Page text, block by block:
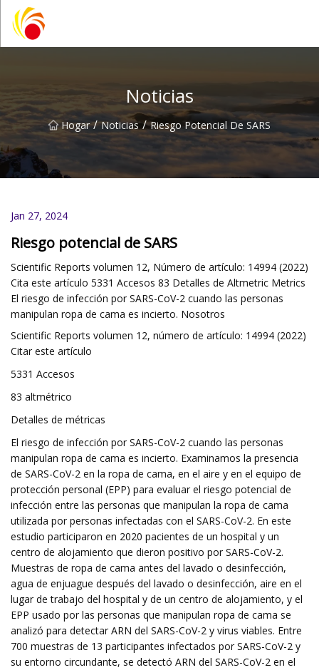
Noticias
Hogar / Noticias / Riesgo Potencial De SARS
Jan 27, 2024
Riesgo potencial de SARS
Scientific Reports volumen 12, Número de artículo: 14994 (2022)
Cita este artículo 5331 Accesos 83 Detalles de Altmetric Metrics
El riesgo de infección por SARS-CoV-2 cuando las personas
manipulan ropa de cama es incierto. Nosotros
Scientific Reports volumen 12, número de artículo: 14994 (2022)
Citar este artículo
5331 Accesos
83 altmétrico
Detalles de métricas
El riesgo de infección por SARS-CoV-2 cuando las personas
manipulan ropa de cama es incierto. Examinamos la presencia
de SARS-CoV-2 en la ropa de cama, en el aire y en el equipo de
protección personal (EPP) para evaluar el riesgo potencial de
infección entre las personas que manipulan la ropa de cama
utilizada por personas infectadas con el SARS-CoV-2. En este
estudio participaron en 2020 pacientes de un hospital y un
centro de alojamiento que dieron positivo por SARS-CoV-2.
Muestras de ropa de cama antes del lavado o desinfección,
agua de enjuague después del lavado o desinfección, aire en el
lugar de trabajo del hospital y de un centro de alojamiento, y el
EPP usado por las personas que manipulan ropa de cama se
analizó para detectar ARN del SARS-CoV-2 y virus viables. Entre
700 muestras de 13 participantes infectados por SARS-CoV-2 y
su entorno circundante, se detectó ARN del SARS-CoV-2 en el